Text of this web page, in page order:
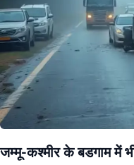
जम्मू-कश्मीर के बडगाम में